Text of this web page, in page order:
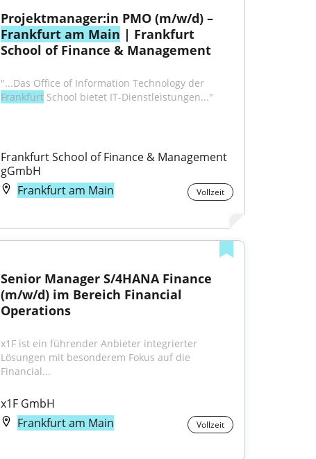
Projektmanager:in PMO (m/w/d) –
Frankfurt am Main | Frankfurt
School of Finance & Management
"...Das Office of Information Technology der
Frankfurt School bietet IT-Dienstleistungen..."
Frankfurt School of Finance & Management
gGmbH
Frankfurt am Main
Vollzeit
Senior Manager S/4HANA Finance
(m/w/d) im Bereich Financial
Operations
x1F ist ein führender Anbieter integrierter
Lösungen mit besonderem Fokus auf die
Financial...
x1F GmbH
Frankfurt am Main
Vollzeit